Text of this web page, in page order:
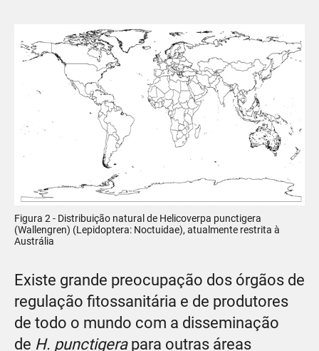
Figura 2 - Distribuição natural de Helicoverpa punctigera
(Wallengren) (Lepidoptera: Noctuidae), atualmente restrita à
Austrália
Existe grande preocupação dos órgãos de
regulação fitossanitária e de produtores
de todo o mundo com a disseminação
de H. punctigera para outras áreas